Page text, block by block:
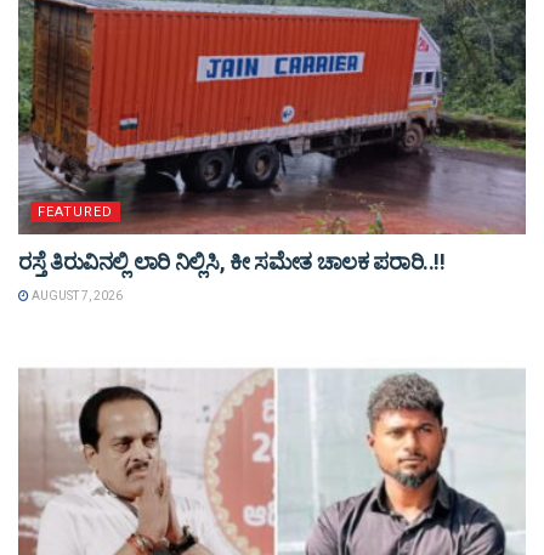
FEATURED
ರಸ್ತೆ ತಿರುವಿನಲ್ಲಿ ಲಾರಿ ನಿಲ್ಲಿಸಿ, ಕೀ ಸಮೇತ ಚಾಲಕ ಪರಾರಿ..!!
AUGUST 7, 2026